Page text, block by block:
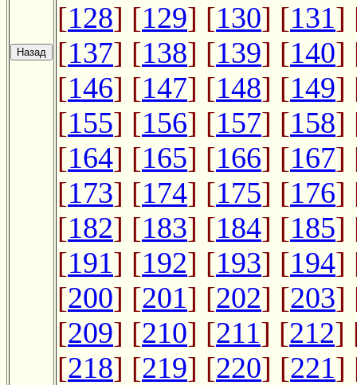
[128] [129] [130] [131]
[137] [138] [139] [140]
[146] [147] [148] [149]
[155] [156] [157] [158]
[164] [165] [166] [167]
[173] [174] [175] [176]
[182] [183] [184] [185]
[191] [192] [193] [194]
[200] [201] [202] [203]
[209] [210] [211] [212]
[218] [219] [220] [221]